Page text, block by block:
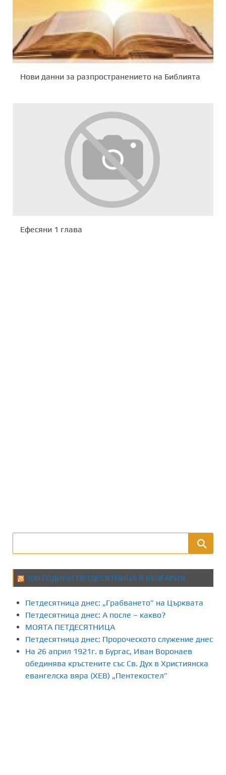
Нови данни за разпространението на Библията
Ефесяни 1 глава
100 ГОДИНИ ПЕТДЕСЯТНИЦА В БЪЛГАРИЯ
Петдесятница днес: „Грабването” на Църквата
Петдесятница днес: А после – какво?
МОЯТА ПЕТДЕСЯТНИЦА
Петдесятница днес: Пророческото служение днес
На 26 април 1921г. в Бургас, Иван Воронаев
обединява кръстените със Св. Дух в Християнска
евангелска вяра (ХЕВ) „Пентекостел”